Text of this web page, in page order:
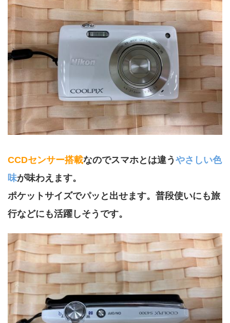
CCDセンサー搭載なのでスマホとは違う やさしい色
味が味わえます。
ポケットサイズでパッと出せます。普段使いにも旅
行などにも活躍しそうです。